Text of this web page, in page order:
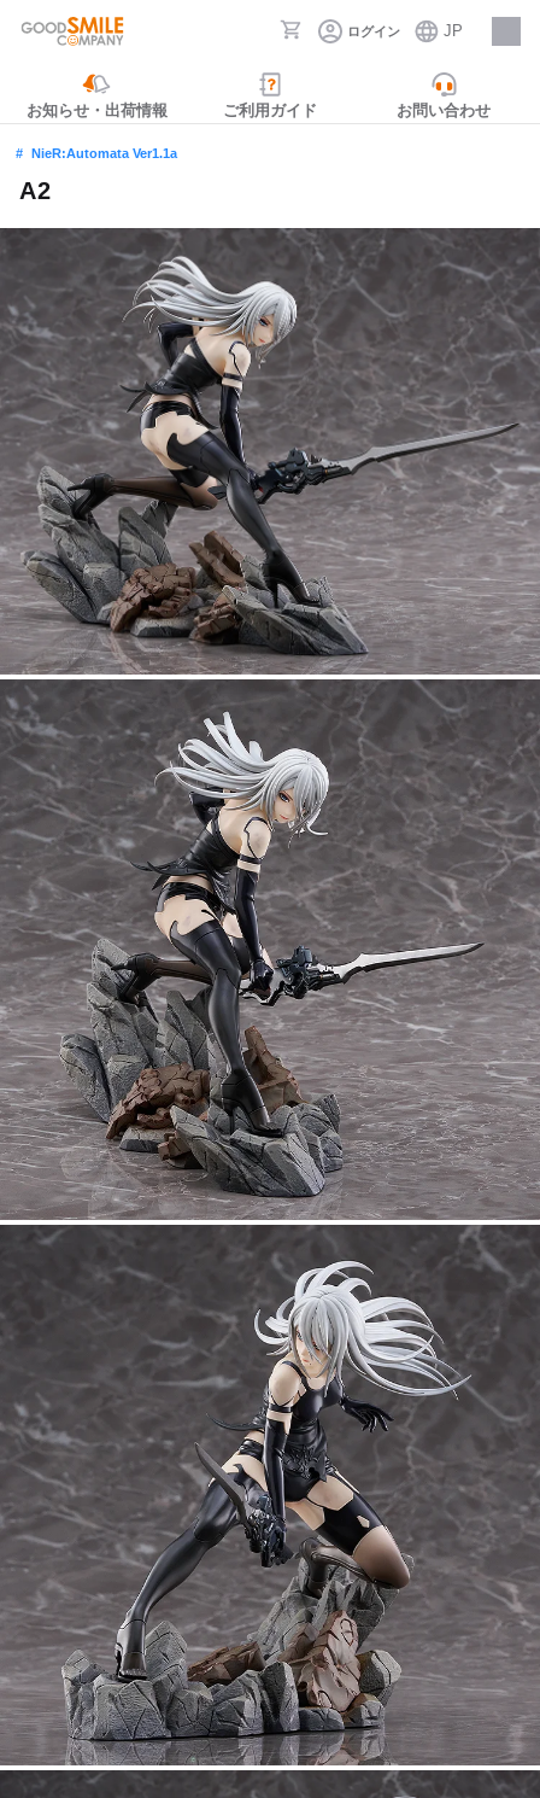
ログイン JP
採用情報
お知らせ・出荷情報 ご利用ガイド お問い合わせ
NieR:Automata Ver1.1a
A2